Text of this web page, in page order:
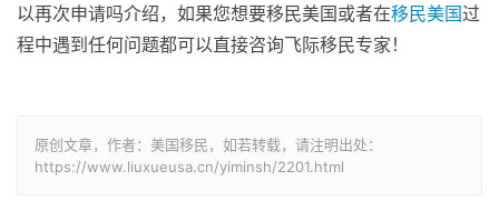
以再次申请吗介绍，如果您想要移民美国或者在移民美国过
程中遇到任何问题都可以直接咨询飞际移民专家！
原创文章，作者：美国移民，如若转载，请注明出处：
https://www.liuxueusa.cn/yiminsh/2201.html